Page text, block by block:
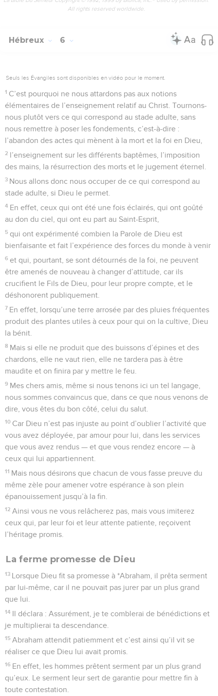
All rights reserved worldwide.
Hébreux 6
Seuls les Évangiles sont disponibles en vidéo pour le moment.
1 C’est pourquoi ne nous attardons pas aux notions
élémentaires de l’enseignement relatif au Christ. Tournons-
nous plutôt vers ce qui correspond au stade adulte, sans
nous remettre à poser les fondements, c’est-à-dire :
l’abandon des actes qui mènent à la mort et la foi en Dieu,
2 l’enseignement sur les différents baptêmes, l’imposition
des mains, la résurrection des morts et le jugement éternel.
3 Nous allons donc nous occuper de ce qui correspond au
stade adulte, si Dieu le permet.
4 En effet, ceux qui ont été une fois éclairés, qui ont goûté
au don du ciel, qui ont eu part au Saint-Esprit,
5 qui ont expérimenté combien la Parole de Dieu est
bienfaisante et fait l’expérience des forces du monde à venir
6 et qui, pourtant, se sont détournés de la foi, ne peuvent
être amenés de nouveau à changer d’attitude, car ils
crucifient le Fils de Dieu, pour leur propre compte, et le
déshonorent publiquement.
7 En effet, lorsqu’une terre arrosée par des pluies fréquentes
produit des plantes utiles à ceux pour qui on la cultive, Dieu
la bénit.
8 Mais si elle ne produit que des buissons d’épines et des
chardons, elle ne vaut rien, elle ne tardera pas à être
maudite et on finira par y mettre le feu.
9 Mes chers amis, même si nous tenons ici un tel langage,
nous sommes convaincus que, dans ce que nous venons de
dire, vous êtes du bon côté, celui du salut.
10 Car Dieu n’est pas injuste au point d’oublier l’activité que
vous avez déployée, par amour pour lui, dans les services
que vous avez rendus — et que vous rendez encore — à
ceux qui lui appartiennent.
11 Mais nous désirons que chacun de vous fasse preuve du
même zèle pour amener votre espérance à son plein
épanouissement jusqu’à la fin.
12 Ainsi vous ne vous relâcherez pas, mais vous imiterez
ceux qui, par leur foi et leur attente patiente, reçoivent
l’héritage promis.
La ferme promesse de Dieu
13 Lorsque Dieu fit sa promesse à *Abraham, il prêta serment
par lui-même, car il ne pouvait pas jurer par un plus grand
que lui.
14 Il déclara : Assurément, je te comblerai de bénédictions et
je multiplierai ta descendance.
15 Abraham attendit patiemment et c’est ainsi qu’il vit se
réaliser ce que Dieu lui avait promis.
16 En effet, les hommes prêtent serment par un plus grand
qu’eux. Le serment leur sert de garantie pour mettre fin à
toute contestation.